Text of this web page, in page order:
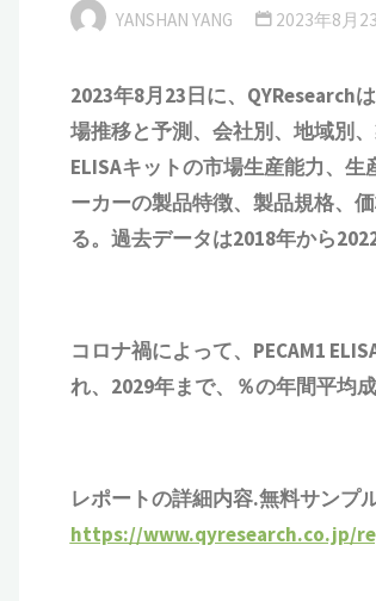
YANSHAN YANG 2023年8月
2023年8月23日に、QYResearchは
場推移と予測、会社別、地域別
ELISAキットの市場生産能力、生
ーカーの製品特徴、製品規格、
る。過去データは2018年から
コロナ禍によって、PECAM1
れ、2029年まで、％の年間平均
レポートの詳細内容.無料サンプ
https://www.qyresearch.co.jp/